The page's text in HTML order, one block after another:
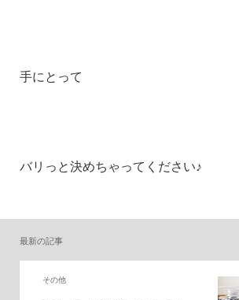
手にとって
バリっと決めちゃってください♪
最新の記事
その他